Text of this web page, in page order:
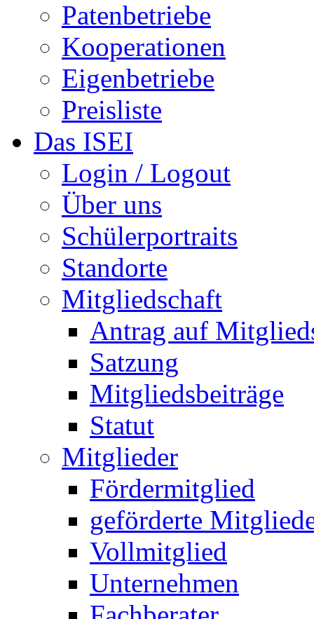
Patenbetriebe
Kooperationen
Eigenbetriebe
Preisliste
Das ISEI
Login / Logout
Über uns
Schülerportraits
Standorte
Mitgliedschaft
Antrag auf
Satzung
Mitgliedsbeiträge
Statut
Mitglieder
Fördermitglied
geförderte
Vollmitglied
Unternehmen